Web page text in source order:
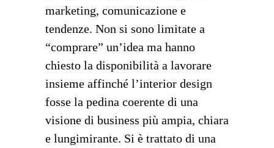
marketing, comunicazione e
tendenze. Non si sono limitate a
“comprare” un’idea ma hanno
chiesto la disponibilità a lavorare
insieme affinché l’interior design
fosse la pedina coerente di una
visione di business più ampia, chiara
e lungimirante. Si è trattato di una